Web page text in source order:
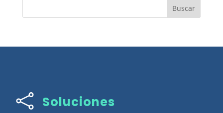
 Soluciones